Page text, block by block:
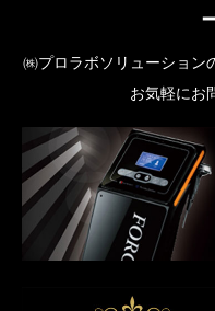
㈱プロラボソリューション
お気軽にお